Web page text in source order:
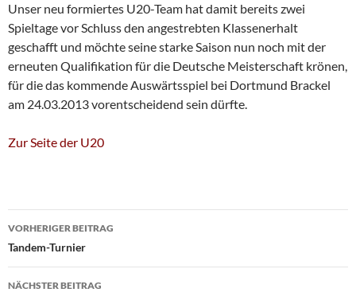
Unser neu formiertes U20-Team hat damit bereits zwei
Spieltage vor Schluss den angestrebten Klassenerhalt
geschafft und möchte seine starke Saison nun noch mit der
erneuten Qualifikation für die Deutsche Meisterschaft krönen,
für die das kommende Auswärtsspiel bei Dortmund Brackel
am 24.03.2013 vorentscheidend sein dürfte.
Zur Seite der U20
Beitragsnavigation
VORHERIGER BEITRAG
Tandem-Turnier
NÄCHSTER BEITRAG